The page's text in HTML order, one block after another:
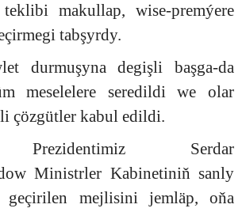
makullap, wise-premýere
tabşyrdy.
durmuşyna degişli başga-da
meselelere seredildi we olar
çözgütler kabul edildi.
Prezidentimiz Serdar
Ministrler Kabinetiniň sanly
geçirilen mejlisini jemläp, oňa